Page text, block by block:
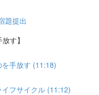
題提出
す】
手放す (11:18)
フサイクル (11:12)